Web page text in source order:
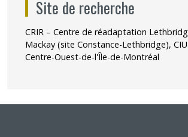
Site de recherche
CRIR – Centre de réadaptation
Mackay (site Constance-Lethbridge),
Centre-Ouest-de-l'Île-de-Montréal